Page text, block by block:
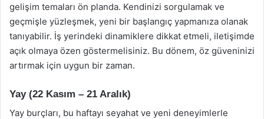
gelişim temaları ön planda. Kendinizi sorgulamak ve
geçmişle yüzleşmek, yeni bir başlangıç yapmanıza olanak
tanıyabilir. İş yerindeki dinamiklere dikkat etmeli, iletişimde
açık olmaya özen göstermelisiniz. Bu dönem, öz güveninizi
artırmak için uygun bir zaman.
Yay (22 Kasım – 21 Aralık)
Yay burçları, bu haftayı seyahat ve yeni deneyimlerle